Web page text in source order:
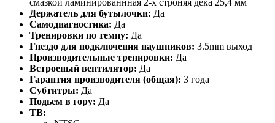
Держатель для бутылочки: Да
Самодиагностика: Да
Тренировки по темпу: Да
Гнездо для подключения наушников: 3.5mm выход
Производительные тренировки: Да
Встроеный вентилятор: Да
Гарантия производителя (общая): 3 года
Субтитры: Да
Подьем в гору: Да
ТВ: